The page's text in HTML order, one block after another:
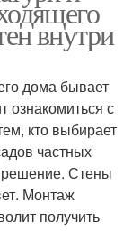
внутри
дома бывает
ознакомиться с
кто выбирает
частных
решение. Стены
Монтаж
получить